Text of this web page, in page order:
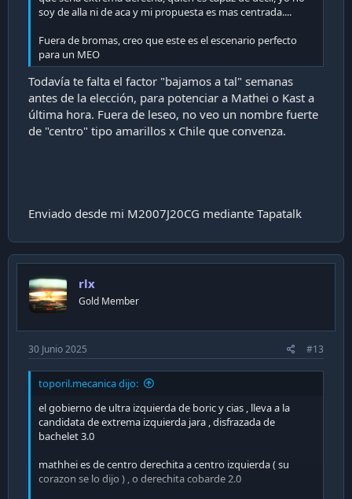
soy de alla ni de aca y mi propuesta es mas centrada....
Fuera de bromas, creo que este es el escenario perfecto
para un MEO
Todavía te falta el factor "bajamos a tal" semanas
antes de la elección, para potenciar a Mathei o Kast a
última hora. Fuera de leseo, no veo un nombre fuerte
de "centro" tipo amarillos x Chile que convenza.
Enviado desde mi M2007J20CG mediante Tapatalk
rlx
Gold Member
30 Junio 2025 #13
toporil.mecanica dijo:
el gobierno de ultra izquierda de boric y cias , lleva a la
candidata de extrema izquierda jara , disfrazada de
bachelet 3.0
mathhei es de centro derechita a centro izquierda ( su
corazon se lo dijo ) , o derechita cobarde 2.0